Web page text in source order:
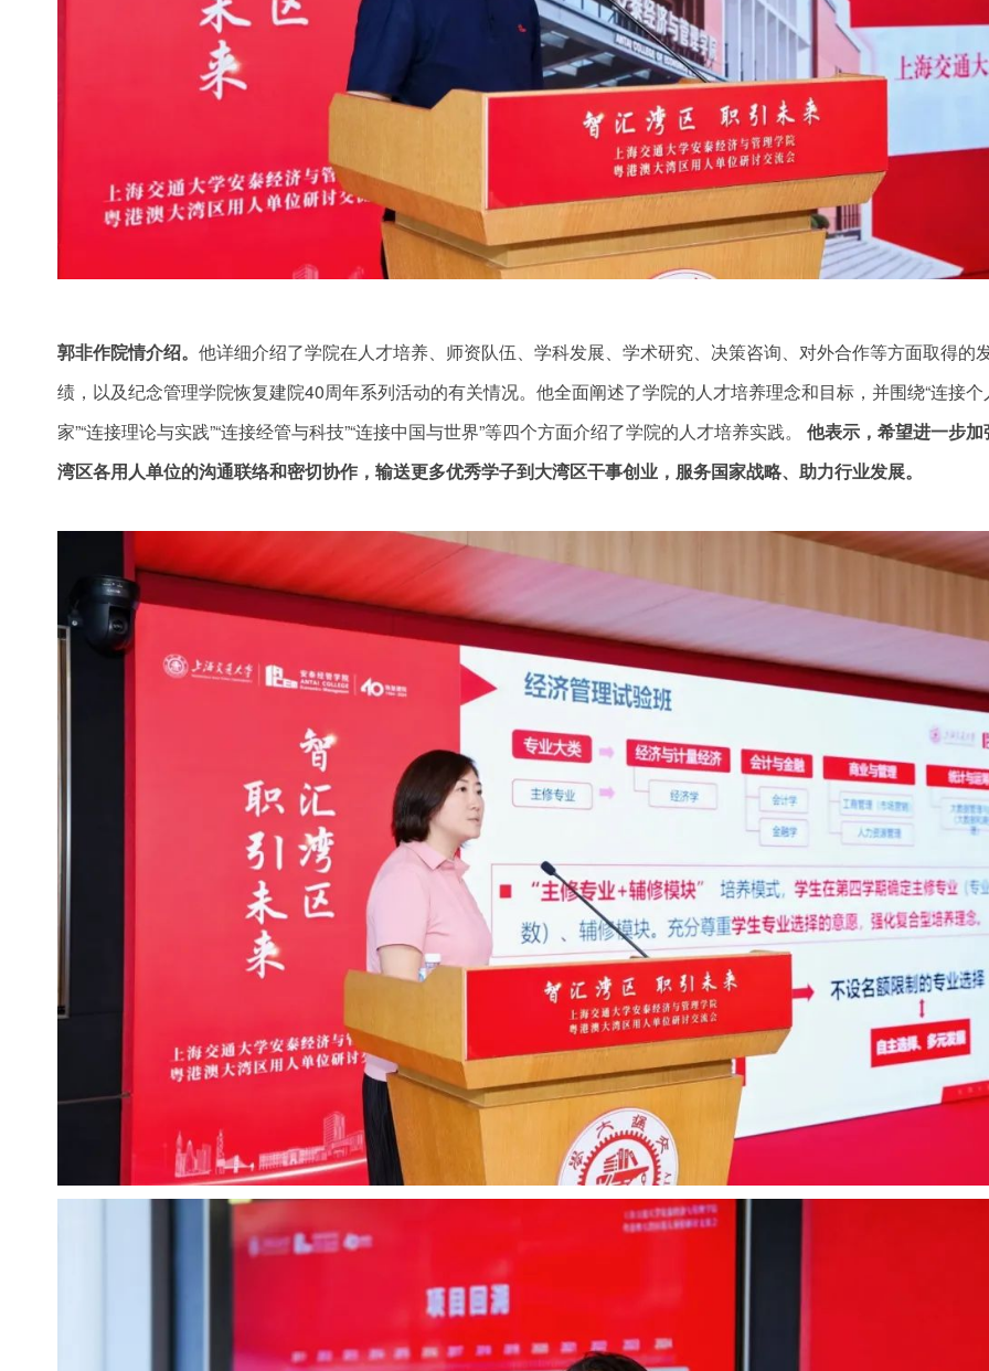
郭非作院情介绍。 他详细介绍了学院在人才培养、师资队伍、学科发展、学术研究、决策咨询、对外合作等方面取得的
绩，以及纪念管理学院恢复建院40周年系列活动的有关情况。他全面阐述了学院的人才培养理念和目标，并围绕“连接个
家”“连接理论与实践”“连接经管与科技”“连接中国与世界”等四个方面介绍了学院的人才培养实践。 他表示，希望进一步加
湾区各用人单位的沟通联络和密切协作，输送更多优秀学子到大湾区干事创业，服务国家战略、助力行业发展。